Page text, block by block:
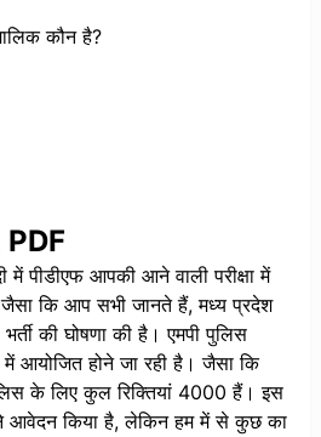
कौन है?
में पीडीएफ आपकी आने वाली परीक्षा में
जैसा कि आप सभी जानते हैं, मध्य प्रदेश
की घोषणा की है। एमपी पुलिस
आयोजित होने जा रही है। जैसा कि
के लिए कुल रिक्तियां 4000 हैं। इस
ने आवेदन किया है, लेकिन हम में से कुछ का